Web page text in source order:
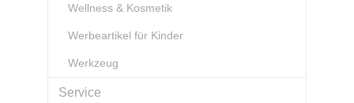
Wellness & Kosmetik
Werbeartikel für Kinder
Werkzeug
Service